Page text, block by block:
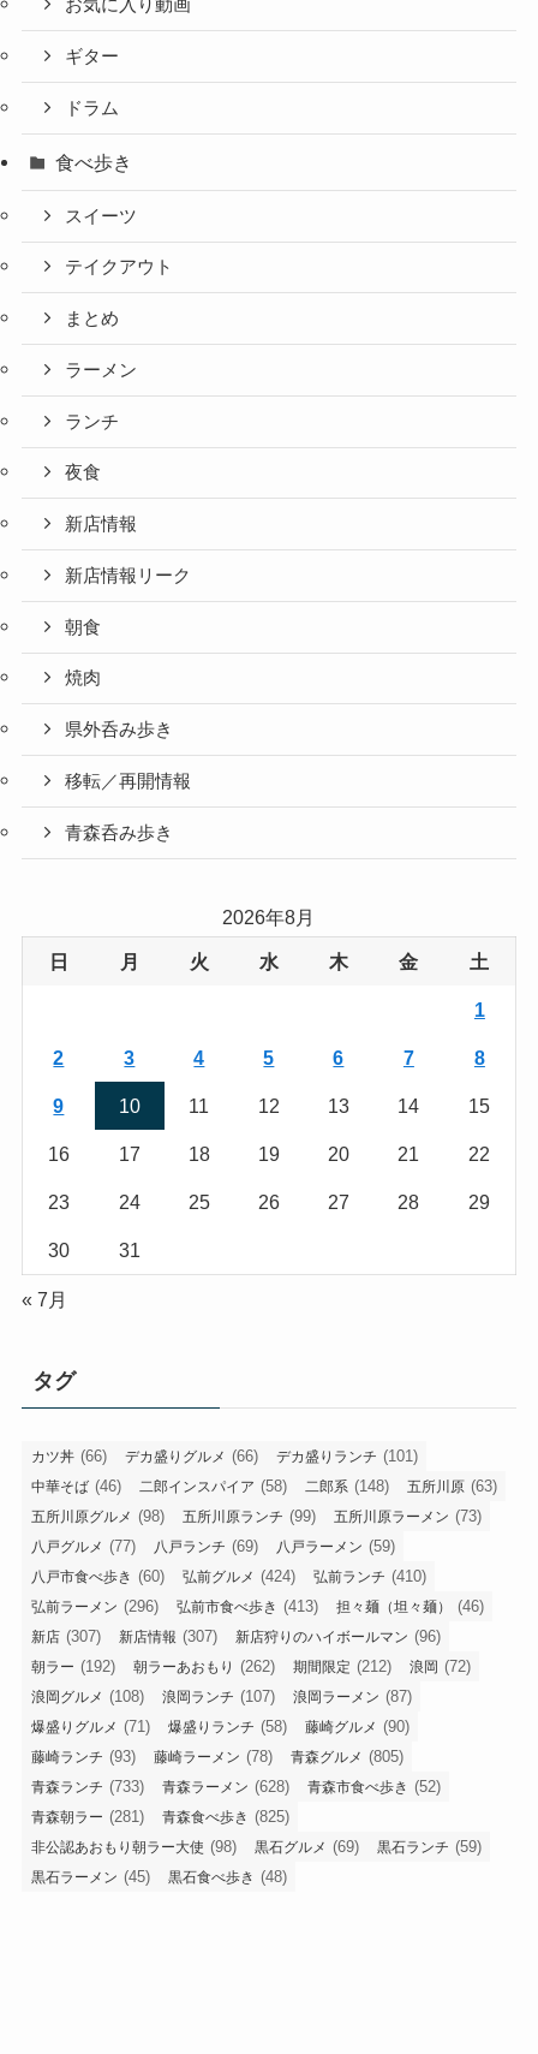
お気に入り動画
ギター
ドラム
食べ歩き
スイーツ
テイクアウト
まとめ
ラーメン
ランチ
夜食
新店情報
新店情報リーク
朝食
焼肉
県外呑み歩き
移転／再開情報
青森呑み歩き
2026年8月
日 月 火 水 木 金 土
1
2 3 4 5 6 7 8
9 10 11 12 13 14 15
16 17 18 19 20 21 22
23 24 25 26 27 28 29
30 31
« 7月
タグ
カツ丼 (66) デカ盛りグルメ (66) デカ盛りランチ (101)
中華そば (46) 二郎インスパイア (58) 二郎系 (148) 五所川原 (63)
五所川原グルメ (98) 五所川原ランチ (99) 五所川原ラーメン (73)
八戸グルメ (77) 八戸ランチ (69) 八戸ラーメン (59)
八戸市食べ歩き (60) 弘前グルメ (424) 弘前ランチ (410)
弘前ラーメン (296) 弘前市食べ歩き (413) 担々麺（坦々麺） (46)
新店 (307) 新店情報 (307) 新店狩りのハイボールマン (96)
朝ラー (192) 朝ラーあおもり (262) 期間限定 (212) 浪岡 (72)
浪岡グルメ (108) 浪岡ランチ (107) 浪岡ラーメン (87)
爆盛りグルメ (71) 爆盛りランチ (58) 藤崎グルメ (90)
藤崎ランチ (93) 藤崎ラーメン (78) 青森グルメ (805)
青森ランチ (733) 青森ラーメン (628) 青森市食べ歩き (52)
青森朝ラー (281) 青森食べ歩き (825)
非公認あおもり朝ラー大使 (98) 黒石グルメ (69) 黒石ランチ (59)
黒石ラーメン (45) 黒石食べ歩き (48)